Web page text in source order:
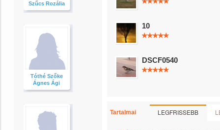
Szűcs Rozália
Tóthé Szőke
Ágnes Ági
10
DSCF0540
Tartalmai LEGFRISSEBB